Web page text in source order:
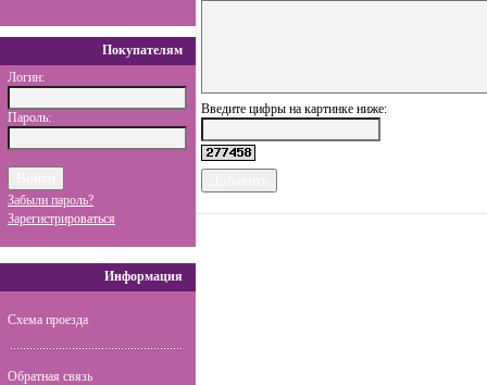
Покупателям
Логин:
Пароль:
Забыли пароль?
Зарегистрироваться
Информация
Схема проезда
Обратная связь
Введите цифры на картинке ниже: